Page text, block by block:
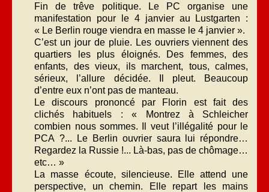
Fin de trêve politique. Le PC organise une
manifestation pour le 4 janvier au Lustgarten :
« Le Berlin rouge viendra en masse le 4 janvier ».
C’est un jour de pluie. Les ouvriers viennent des
quartiers les plus éloignés. Des femmes, des
enfants, des vieux, ils marchent, tous, calmes,
sérieux, l’allure décidée. Il pleut. Beaucoup
d’entre eux n’ont pas de manteau.
Le discours prononcé par Florin est fait des
clichés habituels : « Montrez à Schleicher
combien nous sommes. Il veut l’illégalité pour le
PCA ?... Le Berlin ouvrier saura lui répondre…
Regardez la Russie !... Là-bas, pas de chômage…
etc… »
La masse écoute, silencieuse. Elle attend une
perspective, un chemin. Elle repart les mains